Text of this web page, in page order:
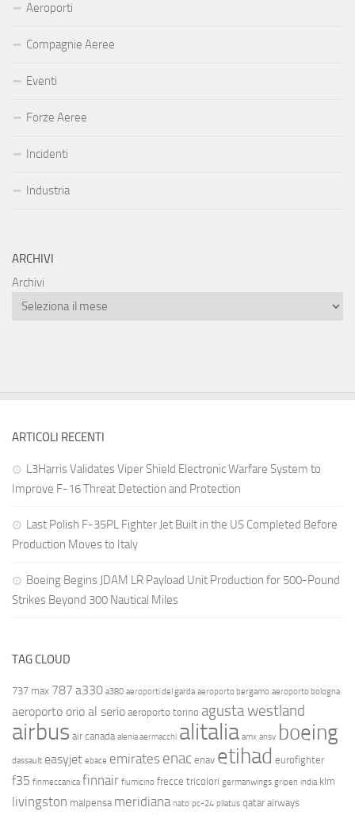
Aeroporti
Compagnie Aeree
Eventi
Forze Aeree
Incidenti
Industria
ARCHIVI
Archivi
ARTICOLI RECENTI
L3Harris Validates Viper Shield Electronic Warfare System to
Improve F-16 Threat Detection and Protection
Last Polish F-35PL Fighter Jet Built in the US Completed Before
Production Moves to Italy
Boeing Begins JDAM LR Payload Unit Production for 500-Pound
Strikes Beyond 300 Nautical Miles
TAG CLOUD
737 max 787 a330 a380 aeroporti del garda aeroporto bergamo aeroporto bologna
aeroporto orio al serio aeroporto torino agusta westland
airbus air canada alenia aermacchi alitalia amx ansv boeing
dassault easyjet ebace emirates enac enav etihad eurofighter
f35 finmeccanica finnair fiumicino frecce tricolori germanwings gripen india klm
livingston malpensa meridiana nato pc-24 pilatus qatar airways